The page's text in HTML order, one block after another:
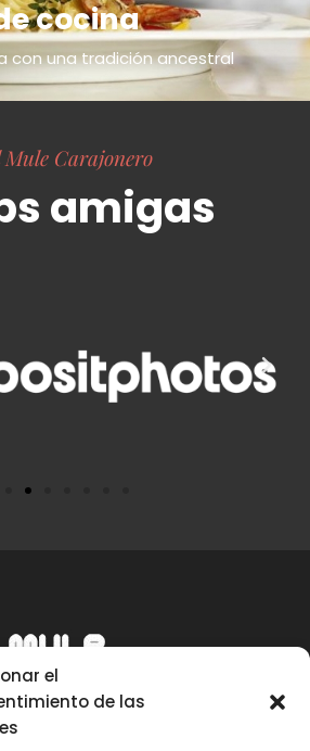
el
de las
cocina
con una tradición ancestral
Mule Carajonero
amigas